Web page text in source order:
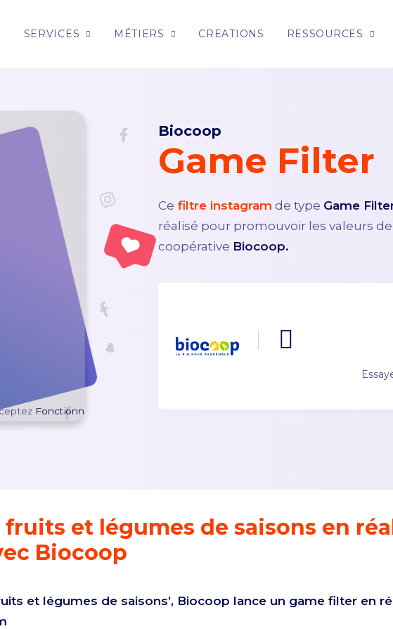
SERVICES MÉTIERS CREATIONS RESSOURCES
Fonctionnel
Biocoop
Game Filter
Ce filtre instagram de type Game
réalisé pour promouvoir les valeurs
coopérative Biocoop.
fruits et légumes de saisons en
Biocoop
et légumes de saisons’, Biocoop lance un game filter en